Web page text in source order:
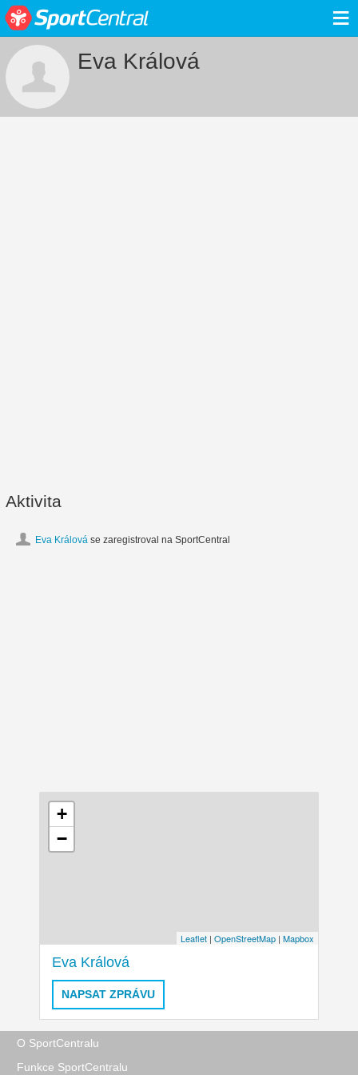
≡
Eva Králová
Aktivita
Eva Králová se zaregistroval na SportCentral
+
−
Leaflet | OpenStreetMap | Mapbox
Eva Králová
NAPSAT ZPRÁVU
O SportCentralu
Funkce SportCentralu